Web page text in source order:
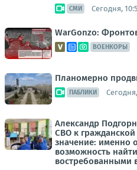
СМИ Сегодня,
WarGonzo:
ВОЕНКОРЫ
Планомерно
ПАБЛИКИ
Александр
СВО к
значение: именно
возможность
востребованными